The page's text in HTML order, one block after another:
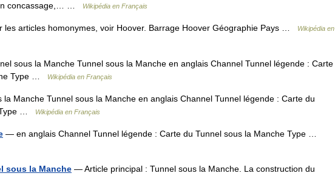
concassage,… …
Wikipédia en Français
articles homonymes, voir Hoover. Barrage Hoover Géographie Pays …
Wikipédia en
sous la Manche Tunnel sous la Manche en anglais Channel Tunnel légende : Carte
Type …
Wikipédia en Français
Manche Tunnel sous la Manche en anglais Channel Tunnel légende : Carte du
Type …
Wikipédia en Français
— en anglais Channel Tunnel légende : Carte du Tunnel sous la Manche Type …
sous la Manche — Article principal : Tunnel sous la Manche. La construction du